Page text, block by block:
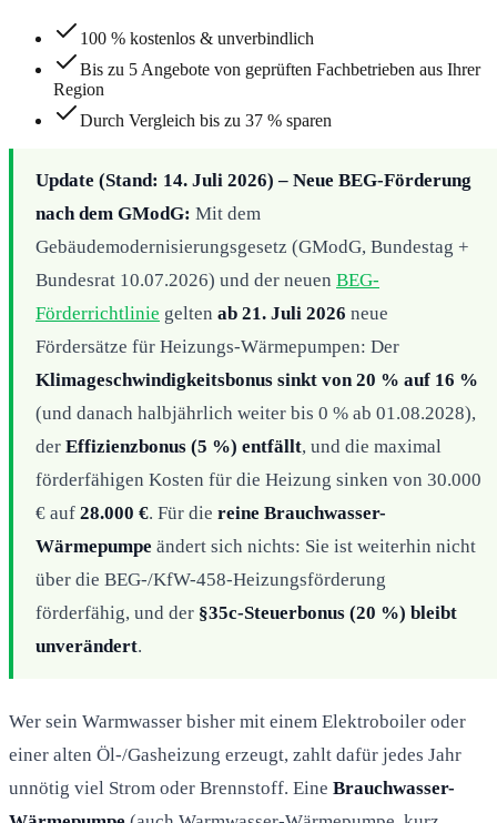
100 % kostenlos & unverbindlich
Bis zu 5 Angebote von geprüften Fachbetrieben aus Ihrer
Region
Durch Vergleich bis zu 37 % sparen
Update (Stand: 14. Juli 2026) – Neue BEG-Förderung
nach dem GModG: Mit dem
Gebäudemodernisierungsgesetz (GModG, Bundestag +
Bundesrat 10.07.2026) und der neuen BEG-
Förderrichtlinie gelten ab 21. Juli 2026 neue
Fördersätze für Heizungs-Wärmepumpen: Der
Klimageschwindigkeitsbonus sinkt von 20 % auf 16 %
(und danach halbjährlich weiter bis 0 % ab 01.08.2028),
der Effizienzbonus (5 %) entfällt, und die maximal
förderfähigen Kosten für die Heizung sinken von 30.000
€ auf 28.000 €. Für die reine Brauchwasser-
Wärmepumpe ändert sich nichts: Sie ist weiterhin nicht
über die BEG-/KfW-458-Heizungsförderung
förderfähig, und der §35c-Steuerbonus (20 %) bleibt
unverändert.
Wer sein Warmwasser bisher mit einem Elektroboiler oder
einer alten Öl-/Gasheizung erzeugt, zahlt dafür jedes Jahr
unnötig viel Strom oder Brennstoff. Eine Brauchwasser-